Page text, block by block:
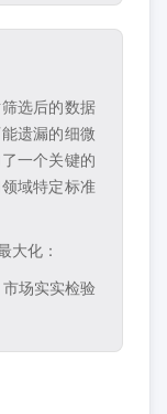
选后的数据
遗漏的细微
一个关键的
域特定标准
大化：
场实实检验